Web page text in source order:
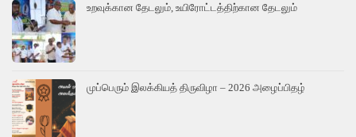
உறவுக்கான தேடலும், உயிரோட்டத்திற்கான தேடலும்
முப்பெரும் இலக்கியத் திருவிழா – 2026 அழைப்பிதழ்